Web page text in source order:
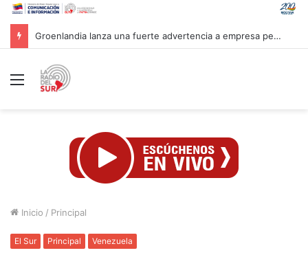
Mandataria Rodríguez felicita a atletas venezolanos por su brillante participación en CAC 2026
Menú
Inicio / Principal
El Sur Principal Venezuela